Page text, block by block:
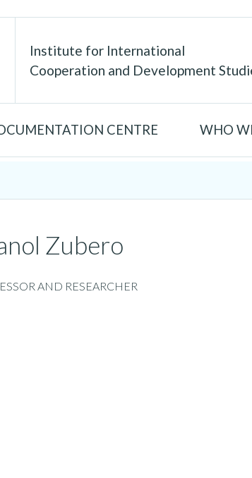
Institute for International
Cooperation and Development
CENTRE WHO
Zubero
AND RESEARCHER